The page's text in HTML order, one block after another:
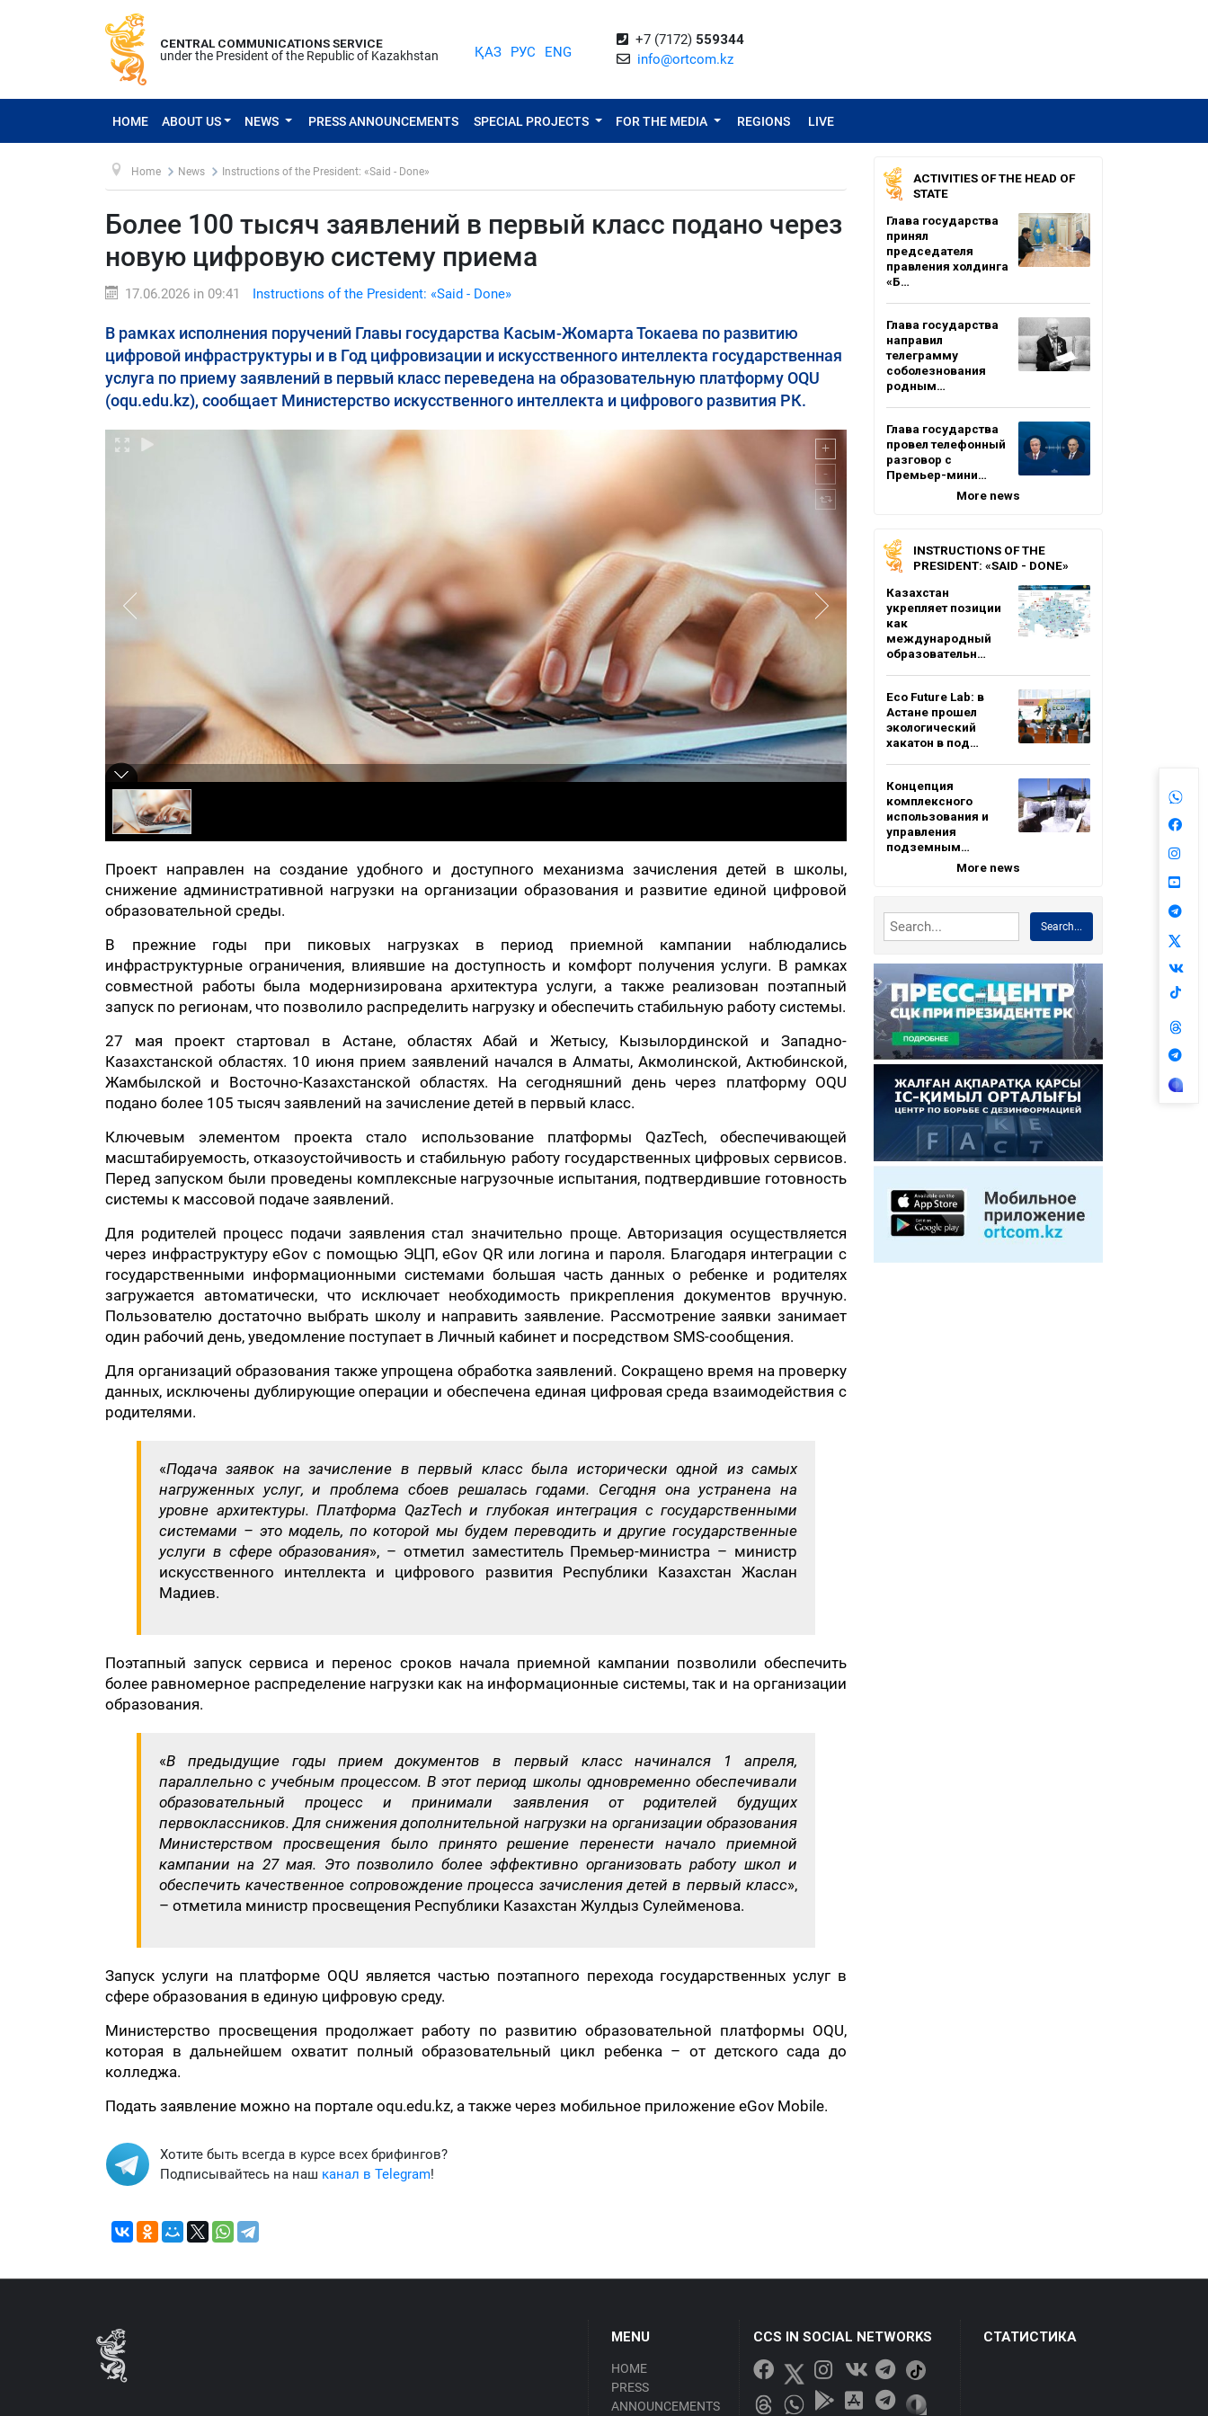
CENTRAL COMMUNICATIONS SERVICE
under the President of the Republic of Kazakhstan
ҚАЗ РУС ENG
+7 (7172) 559344
info@ortcom.kz
HOME ABOUT US NEWS PRESS ANNOUNCEMENTS SPECIAL PROJECTS FOR THE MEDIA REGIONS LIVE
Home News Instructions of the President: «Said - Done»
Более 100 тысяч заявлений в первый класс подано через
новую цифровую систему приема
17.06.2026 in 09:41 Instructions of the President: «Said - Done»
В рамках исполнения поручений Главы государства Касым-Жомарта Токаева по развитию
цифровой инфраструктуры и в Год цифровизации и искусственного интеллекта государственная
услуга по приему заявлений в первый класс переведена на образовательную платформу OQU
(oqu.edu.kz), сообщает Министерство искусственного интеллекта и цифрового развития РК.
Проект направлен на создание удобного и доступного механизма зачисления детей в школы,
снижение административной нагрузки на организации образования и развитие единой цифровой
образовательной среды.
В прежние годы при пиковых нагрузках в период приемной кампании наблюдались
инфраструктурные ограничения, влиявшие на доступность и комфорт получения услуги. В рамках
совместной работы была модернизирована архитектура услуги, а также реализован поэтапный
запуск по регионам, что позволило распределить нагрузку и обеспечить стабильную работу системы.
27 мая проект стартовал в Астане, областях Абай и Жетысу, Кызылординской и Западно-
Казахстанской областях. 10 июня прием заявлений начался в Алматы, Акмолинской, Актюбинской,
Жамбылской и Восточно-Казахстанской областях. На сегодняшний день через платформу OQU
подано более 105 тысяч заявлений на зачисление детей в первый класс.
Ключевым элементом проекта стало использование платформы QazTech, обеспечивающей
масштабируемость, отказоустойчивость и стабильную работу государственных цифровых сервисов.
Перед запуском были проведены комплексные нагрузочные испытания, подтвердившие готовность
системы к массовой подаче заявлений.
Для родителей процесс подачи заявления стал значительно проще. Авторизация осуществляется
через инфраструктуру eGov с помощью ЭЦП, eGov QR или логина и пароля. Благодаря интеграции с
государственными информационными системами большая часть данных о ребенке и родителях
загружается автоматически, что исключает необходимость прикрепления документов вручную.
Пользователю достаточно выбрать школу и направить заявление. Рассмотрение заявки занимает
один рабочий день, уведомление поступает в Личный кабинет и посредством SMS-сообщения.
Для организаций образования также упрощена обработка заявлений. Сокращено время на проверку
данных, исключены дублирующие операции и обеспечена единая цифровая среда взаимодействия с
родителями.
«Подача заявок на зачисление в первый класс была исторически одной из самых
нагруженных услуг, и проблема сбоев решалась годами. Сегодня она устранена на
уровне архитектуры. Платформа QazTech и глубокая интеграция с государственными
системами – это модель, по которой мы будем переводить и другие государственные
услуги в сфере образования», – отметил заместитель Премьер-министра – министр
искусственного интеллекта и цифрового развития Республики Казахстан Жаслан
Мадиев.
Поэтапный запуск сервиса и перенос сроков начала приемной кампании позволили обеспечить
более равномерное распределение нагрузки как на информационные системы, так и на организации
образования.
«В предыдущие годы прием документов в первый класс начинался 1 апреля,
параллельно с учебным процессом. В этот период школы одновременно обеспечивали
образовательный процесс и принимали заявления от родителей будущих
первоклассников. Для снижения дополнительной нагрузки на организации образования
Министерством просвещения было принято решение перенести начало приемной
кампании на 27 мая. Это позволило более эффективно организовать работу школ и
обеспечить качественное сопровождение процесса зачисления детей в первый класс»,
– отметила министр просвещения Республики Казахстан Жулдыз Сулейменова.
Запуск услуги на платформе OQU является частью поэтапного перехода государственных услуг в
сфере образования в единую цифровую среду.
Министерство просвещения продолжает работу по развитию образовательной платформы OQU,
которая в дальнейшем охватит полный образовательный цикл ребенка – от детского сада до
колледжа.
Подать заявление можно на портале oqu.edu.kz, а также через мобильное приложение eGov Mobile.
Хотите быть всегда в курсе всех брифингов?
Подписывайтесь на наш канал в Telegram!
ACTIVITIES OF THE HEAD OF
STATE
Глава государства
принял
председателя
правления холдинга
«Б…
Глава государства
направил
телеграмму
соболезнования
родным…
Глава государства
провел телефонный
разговор с
Премьер-мини…
More news
INSTRUCTIONS OF THE
PRESIDENT: «SAID - DONE»
Казахстан
укрепляет позиции
как
международный
образовательн…
Eco Future Lab: в
Астане прошел
экологический
хакатон в под…
Концепция
комплексного
использования и
управления
подземным…
More news
Search...
MENU
HOME
PRESS
ANNOUNCEMENTS
CCS IN SOCIAL NETWORKS СТАТИСТИКА